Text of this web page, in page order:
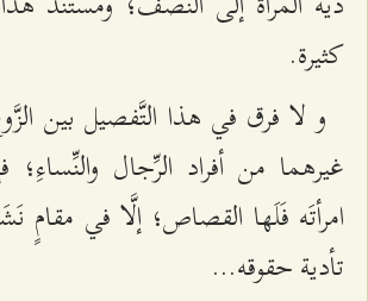
كثيرة.
و لا فرق في هذا التَّفصيل بين
غيرهما من أفراد الرِّجال
امرأتَه فَلَها القصاص؛ إلَّا في مقامٍ
تأدية حقوقه...